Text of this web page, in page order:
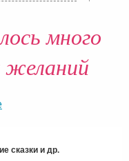
много
сказки и др.